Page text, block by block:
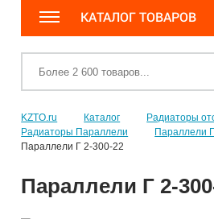
КАТАЛОГ ТОВАРОВ
KZTO.ru Каталог
Радиаторы
Радиаторы Параллели
Параллели Г
Параллели Г 2-300-22
Параллели Г 2-